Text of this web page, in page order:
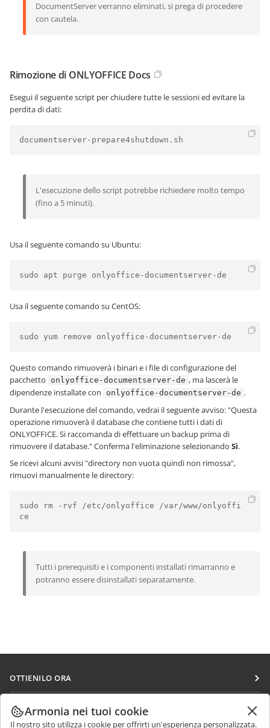
DocumentServer verranno eliminati, si prega di procedere
con cautela.
Rimozione di ONLYOFFICE Docs
Esegui il seguente script per chiudere tutte le sessioni ed evitare la
perdita di dati:
documentserver-prepare4shutdown.sh
L'esecuzione dello script potrebbe richiedere molto tempo
(fino a 5 minuti).
Usa il seguente comando su Ubuntu:
sudo apt purge onlyoffice-documentserver-de
Usa il seguente comando su CentOS:
sudo yum remove onlyoffice-documentserver-de
Questo comando rimuoverà i binari e i file di configurazione del
pacchetto
onlyoffice-documentserver-de , ma lascerà le
dipendenze installate con
onlyoffice-documentserver-de .
Durante l'esecuzione del comando, vedrai il seguente avviso: "Questa
operazione rimuoverà il database che contiene tutti i dati di
ONLYOFFICE. Si raccomanda di effettuare un backup prima di
rimuovere il database." Conferma l'eliminazione selezionando Sì.
Se ricevi alcuni avvisi "directory non vuota quindi non rimossa",
rimuovi manualmente le directory:
sudo rm -rvf /etc/onlyoffice /var/www/onlyoffi
ce
Tutti i prerequisiti e i componenti installati rimarranno e
potranno essere disinstallati separatamente.
OTTIENILO ORA
Docs
DocSpace
COLLABORA
Armonia nei tuoi cookie
Il nostro sito utilizza i cookie per offrirti un'esperienza personalizzata.